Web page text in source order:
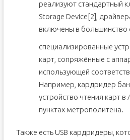
реализуют стандартный
Storage Device[2],
включены в большинство
специализированные
карт, сопряжённые с
использующей
Например, кардридер
устройство чтения карт
пунктах метрополитена.
Также есть USB кардридеры,